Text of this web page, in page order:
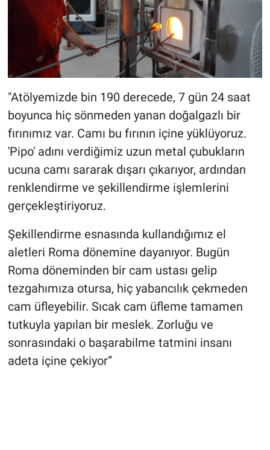
"Atölyemizde bin 190 derecede, 7 gün 24 saat
boyunca hiç sönmeden yanan doğalgazlı bir
fırınımız var. Camı bu fırının içine yüklüyoruz.
'Pipo' adını verdiğimiz uzun metal çubukların
ucuna camı sararak dışarı çıkarıyor, ardından
renklendirme ve şekillendirme işlemlerini
gerçekleştiriyoruz.
Şekillendirme esnasında kullandığımız el
aletleri Roma dönemine dayanıyor. Bugün
Roma döneminden bir cam ustası gelip
tezgahımıza otursa, hiç yabancılık çekmeden
cam üfleyebilir. Sıcak cam üfleme tamamen
tutkuyla yapılan bir meslek. Zorluğu ve
sonrasındaki o başarabilme tatmini insanı
adeta içine çekiyor”